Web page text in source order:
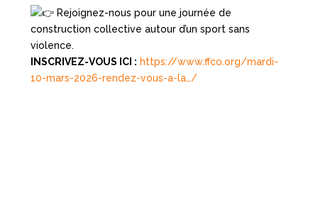
Rejoignez-nous pour une journée de
construction collective autour d’un sport sans
violence.
INSCRIVEZ-VOUS ICI : https://www.ffco.org/mardi-
10-mars-2026-rendez-vous-a-la…/